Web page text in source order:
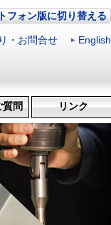
フォン版に切り替える
・お問合せ English
問 リンク